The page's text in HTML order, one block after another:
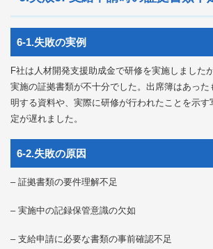
6-1.失敗の実例
F社は人材開発支援助成金で研修を実施しました
実施の証拠書類が不十分でした。出席簿はあっ
明する資料や、実際に研修が行われたことを示
定が遅れました。
6-2.失敗の原因
– 証拠書類の要件理解不足
– 実施中の記録保管意識の欠如
– 支給申請に必要な書類の事前確認不足